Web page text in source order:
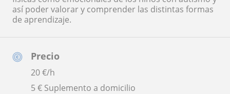
Precio
20€/h
5 € Suplemento a domicilio
así poder valorar y comprender las distintas formas
de aprendizaje.